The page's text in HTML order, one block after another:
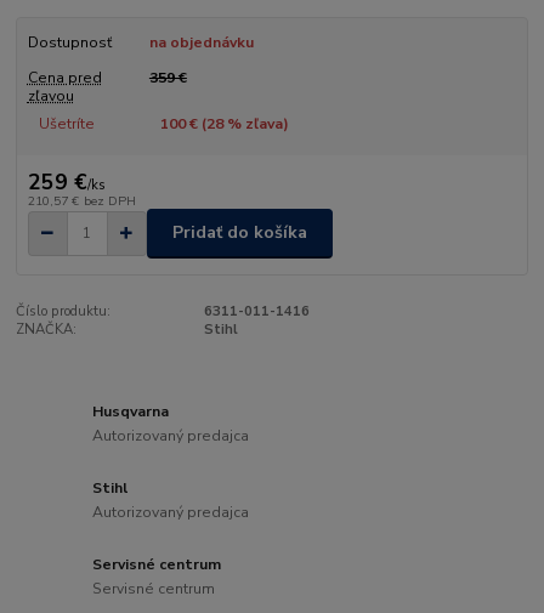
Dostupnosť
na objednávku
Cena pred
zľavou
359 €
Ušetríte 100 € (28% zľava)
259 €/ks
210,57 € bez DPH
Pridať do košíka
Číslo produktu:
6311-011-1416
ZNAČKA:
Stihl
Husqvarna
Autorizovaný predajca
Stihl
Autorizovaný predajca
Servisné centrum
Servisné centrum